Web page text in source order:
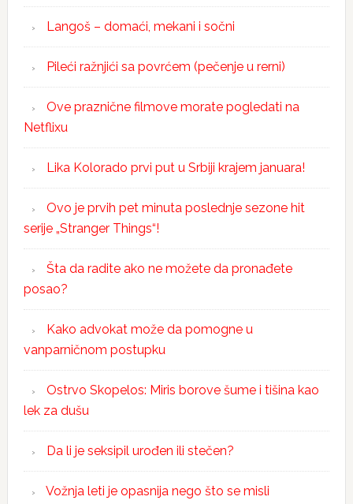
Langoš – domaći, mekani i sočni
Pileći ražnjići sa povrćem (pečenje u rerni)
Ove praznične filmove morate pogledati na
Netflixu
Lika Kolorado prvi put u Srbiji krajem januara!
Ovo je prvih pet minuta poslednje sezone hit
serije „Stranger Things“!
Šta da radite ako ne možete da pronađete
posao?
Kako advokat može da pomogne u
vanparničnom postupku
Ostrvo Skopelos: Miris borove šume i tišina kao
lek za dušu
Da li je seksipil urođen ili stečen?
Vožnja leti je opasnija nego što se misli